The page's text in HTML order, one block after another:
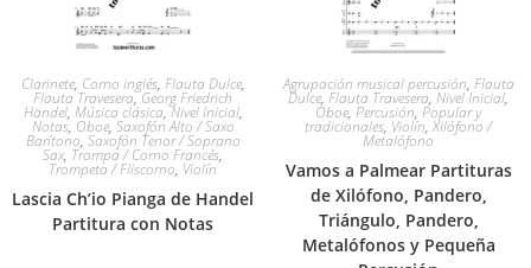
Clarinete, Corno inglés, Flauta Dulce,
Flauta Travesera,Georg Friedrich
Händel, Música clásica,Nivel Inicial,
Notas, Oboe, Saxofón Alto / Saxo
Barítono, Saxofón Tenor / Soprano
Sax, Trompa / Corno Francés,
Trompeta / Fliscorno, Violín
Lascia Ch’io Pianga de Handel
Partitura con Notas
Agrupación musical percusión, Flauta
Dulce, Flauta Travesera, Nivel Inicial,
Oboe, Percusión, Popular y
tradicionales, Violín,Xilófono /
Metalófono
Vamos a Palmear Partituras
de Xilófono, Pandero,
Triángulo, Pandero,
Metalófonos y Pequeña